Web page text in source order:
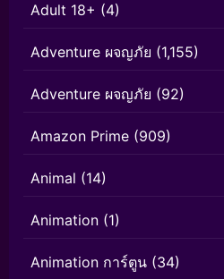
Adult 18+ (4)
Adventure ผจญภัย (1,155)
Adventure ผจญภัย (92)
Amazon Prime (909)
Animal (14)
Animation (1)
Animation การ์ตูน (34)